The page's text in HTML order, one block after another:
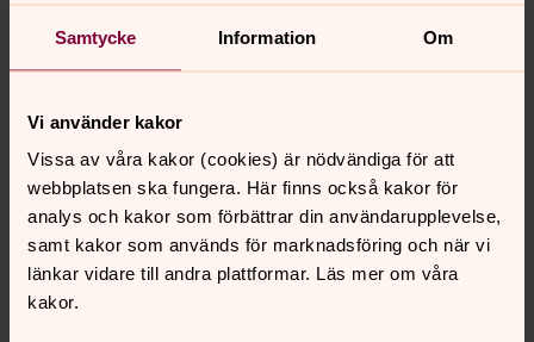
Samtycke Information Om
Vi använder kakor
Vissa av våra kakor (cookies) är nödvändiga för att
webbplatsen ska fungera. Här finns också kakor för
analys och kakor som förbättrar din användarupplevelse,
samt kakor som används för marknadsföring och när vi
länkar vidare till andra plattformar. Läs mer om våra
kakor.